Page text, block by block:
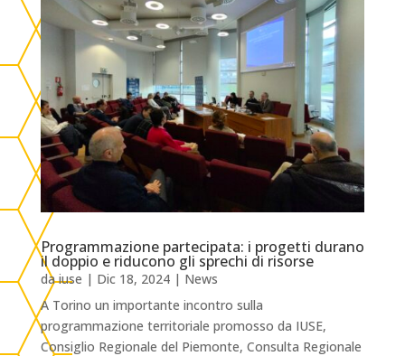
Programmazione partecipata: i progetti durano
il doppio e riducono gli sprechi di risorse
daiuse | Dic 18, 2024| News
A Torino un importante incontro sulla
programmazione territoriale promosso da IUSE,
Consiglio Regionale del Piemonte, Consulta Regionale